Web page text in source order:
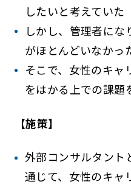
したいと考えていた
しかし、管理者に
がほとんどいなかっ
そこで、女性のキャ
をはかる上での課題
【施策】
外部コンサルタント
通じて、女性のキャ